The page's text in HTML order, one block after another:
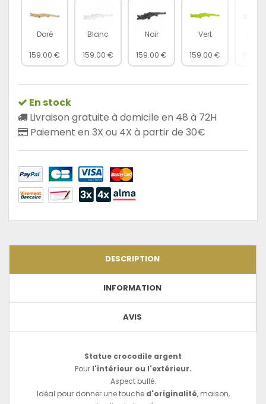
Doré
159.00 €
Blanc
159.00 €
Noir
159.00 €
Vert
159.00 €
En stock
Livraison gratuite à domicile en 48 à 72H
Paiement en 3X ou 4X à partir de 30€
DESCRIPTION
INFORMATION
AVIS
Statue crocodile argent
Pour l'intérieur ou l'extérieur.
Aspect bullé.
Idéal pour donner une touche d'originalité, maison,